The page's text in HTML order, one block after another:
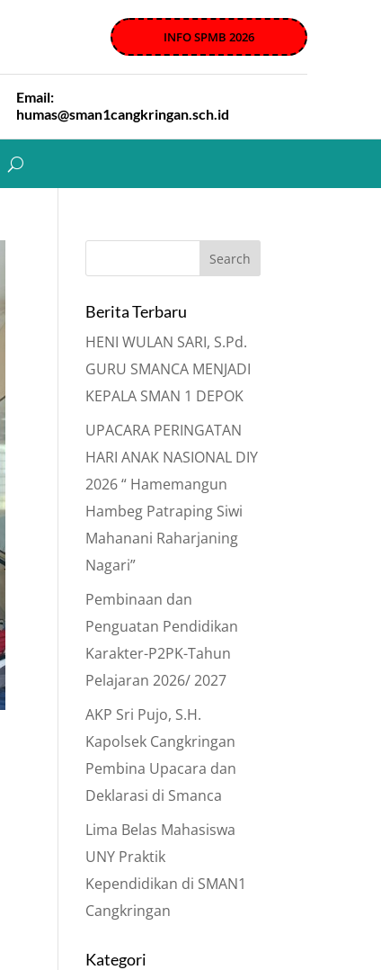
INFO SPMB 2026
Email:
humas@sman1cangkringan.sch.id
Berita Terbaru
HENI WULAN SARI, S.Pd.
GURU SMANCA MENJADI
KEPALA SMAN 1 DEPOK
UPACARA PERINGATAN
HARI ANAK NASIONAL DIY
2026 “ Hamemangun
Hambeg Patraping Siwi
Mahanani Raharjaning
Nagari”
Pembinaan dan
Penguatan Pendidikan
Karakter-P2PK-Tahun
Pelajaran 2026/ 2027
AKP Sri Pujo, S.H.
Kapolsek Cangkringan
Pembina Upacara dan
Deklarasi di Smanca
Lima Belas Mahasiswa
UNY Praktik
Kependidikan di SMAN1
Cangkringan
Kategori